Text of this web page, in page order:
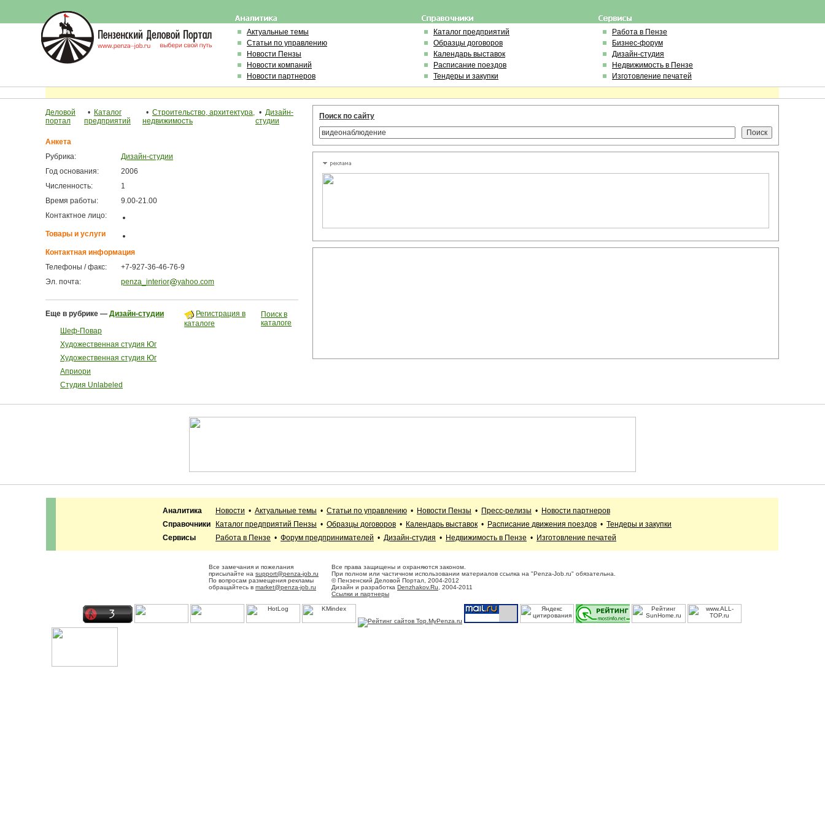
Актуальные темы
Статьи по управлению
Новости Пензы
Новости компаний
Новости партнеров
Каталог предприятий
Образцы договоров
Календарь выставок
Расписание поездов
Тендеры и закупки
Работа в Пензе
Бизнес-форум
Дизайн-студия
Недвижимость в Пензе
Изготовление печатей
Деловой
портал
• Каталог
предприятий
• Строительство, архитектура,
недвижимость
• Дизайн-
студии
Анкета
Рубрика:
Дизайн-студии
Год основания:
2006
Численность:
1
Время работы:
9.00-21.00
Контактное лицо:
Товары и услуги
Контактная информация
Телефоны / факс:
+7-927-36-46-76-9
Эл. почта:
penza_interior yahoo.com
Еще в рубрике — Дизайн-студии
Шеф-Повар
Художественная студия Юг
Художественная студия Юг
Априори
Студия Unlabeled
Регистрация в
каталоге
Поиск в
каталоге
Поиск по сайту
Аналитика Новости • Актуальные темы • Статьи по управлению • Новости Пензы • Пресс-релизы • Новости партнеров
Справочники
Каталог предприятий Пензы • Образцы договоров • Календарь выставок • Расписание движения поездов • Тендеры и закупки
Сервисы
Работа в Пензе • Форум предпринимателей • Дизайн-студия • Недвижимость в Пензе • Изготовление печатей
Все замечания и пожелания
присылайте на support@penza-job.ru
По вопросам размещения рекламы
обращайтесь в market@penza-job.ru
Все права защищены и охраняются законом.
При полном или частичном использовании материалов ссылка на "Penza-Job.ru" обязательна.
© Пензенский Деловой Портал, 2004-2012
Дизайн и разработка Denzhakov.Ru , 2004-2011
Ссылки и партнеры